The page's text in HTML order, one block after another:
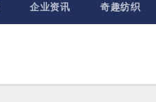
企业资讯 奇趣纺织